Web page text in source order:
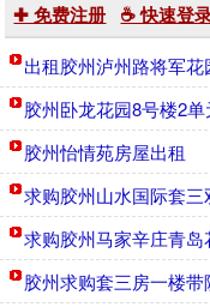
✚ 免费注册 ☕ 快速登
出租胶州泸州路将军花
胶州卧龙花园8号楼2单
胶州怡情苑房屋出租
求购胶州山水国际套
求购胶州马家辛庄青
胶州求购套三房一楼带